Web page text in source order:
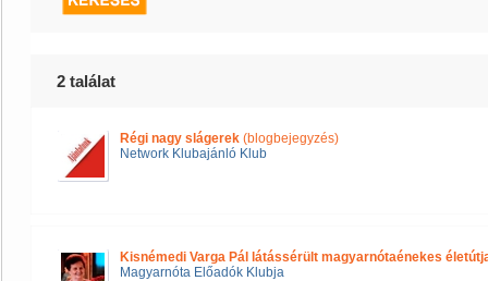
2 találat
Régi nagy slágerek (blogbejegyzés)
Network Klubajánló Klub
Kisnémedi Varga Pál látássérült magyarnótaénekes
Magyarnóta Előadók Klubja